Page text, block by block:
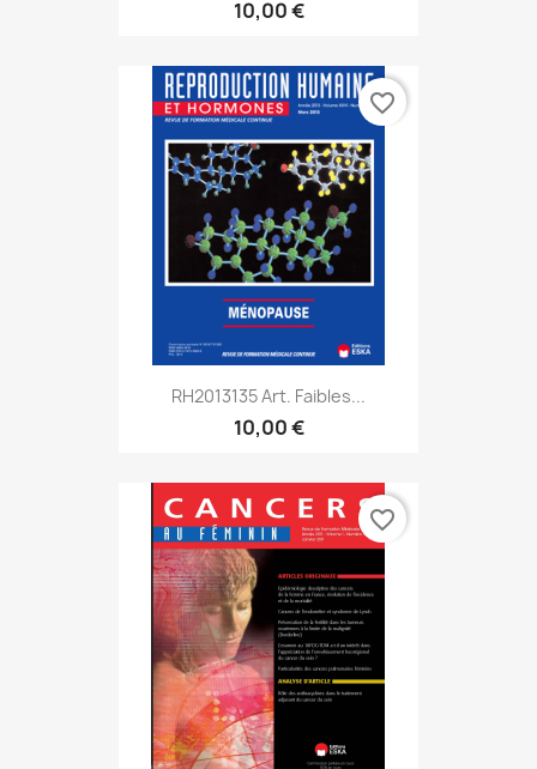
10,00 €
RH2013135 Art. Faibles...
10,00 €
favorite_border
favorite_border